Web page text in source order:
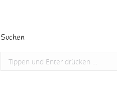
Suchen
Search: